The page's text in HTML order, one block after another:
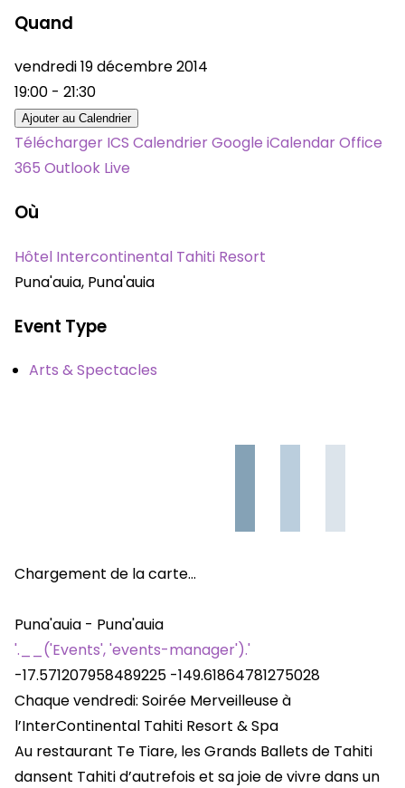
Quand
vendredi 19 décembre 2014
19:00 - 21:30
Ajouter au Calendrier
Télécharger ICS Calendrier Google iCalendarOffice
365 Outlook Live
Où
Hôtel Intercontinental Tahiti Resort
Puna'auia, Puna'auia
Event Type
Arts & Spectacles
Chargement de la carte…
Puna'auia - Puna'auia
'.__('Events', 'events-manager').'
-17.571207958489225 -149.61864781275028
Chaque vendredi: Soirée Merveilleuse à
l’InterContinental Tahiti Resort & Spa
Au restaurant Te Tiare, les Grands Ballets de Tahiti
dansent Tahiti d’autrefois et sa joie de vivre dans un